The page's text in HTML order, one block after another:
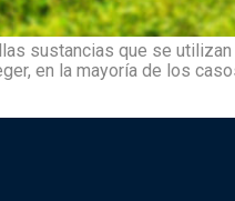
sustancias que se
en la mayoría de los